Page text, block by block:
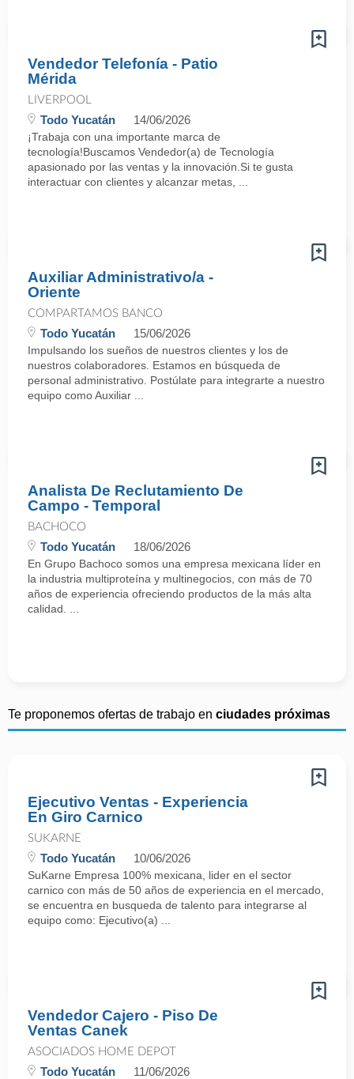
Vendedor Telefonía - Patio
Mérida
LIVERPOOL
Todo Yucatán 14/06/2026
¡Trabaja con una importante marca de
tecnología!Buscamos Vendedor(a) de Tecnología
apasionado por las ventas y la innovación.Si te gusta
interactuar con clientes y alcanzar metas, ...
Auxiliar Administrativo/a -
Oriente
COMPARTAMOS BANCO
Todo Yucatán 15/06/2026
Impulsando los sueños de nuestros clientes y los de
nuestros colaboradores. Estamos en búsqueda de
personal administrativo. Postúlate para integrarte a nuestro
equipo como Auxiliar ...
Analista De Reclutamiento De
Campo - Temporal
BACHOCO
Todo Yucatán 18/06/2026
En Grupo Bachoco somos una empresa mexicana líder en
la industria multiproteína y multinegocios, con más de 70
años de experiencia ofreciendo productos de la más alta
calidad. ...
Te proponemos ofertas de trabajo en ciudades próximas
Ejecutivo Ventas - Experiencia
En Giro Carnico
SUKARNE
Todo Yucatán 10/06/2026
SuKarne Empresa 100% mexicana, lider en el sector
carnico con más de 50 años de experiencia en el mercado,
se encuentra en busqueda de talento para integrarse al
equipo como: Ejecutivo(a) ...
Vendedor Cajero - Piso De
Ventas Canek
ASOCIADOS HOME DEPOT
Todo Yucatán 11/06/2026